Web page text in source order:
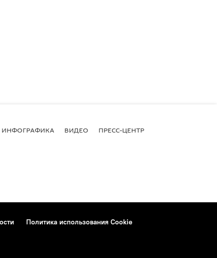
ИНФОГРАФИКА ВИДЕО ПРЕСС-ЦЕНТР
Политика использования Cookie